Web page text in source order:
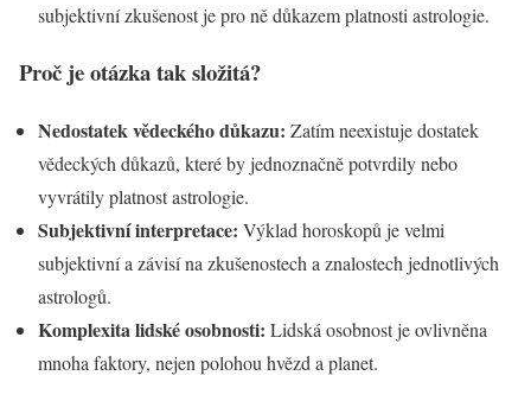
subjektivní zkušenost je pro ně důkazem platnosti astrologie.
Proč je otázka tak složitá?
Nedostatek vědeckého důkazu: Zatím neexistuje dostatek
vědeckých důkazů, které by jednoznačně potvrdily nebo
vyvrátily platnost astrologie.
Subjektivní interpretace: Výklad horoskopů je velmi
subjektivní a závisí na zkušenostech a znalostech jednotlivých
astrologů.
Komplexita lidské osobnosti: Lidská osobnost je ovlivněna
mnoha faktory, nejen polohou hvězd a planet.